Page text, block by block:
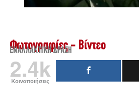
Φωτογραφίες - Βίντεο
ΕΝΑΛΛΑΚΤΙΚΉ ΔΡΆΣΗ
2.4k
Κοινοποιήσεις